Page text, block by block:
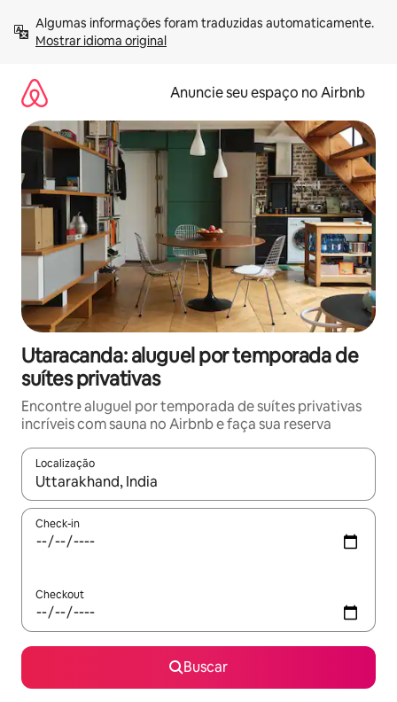
para
Mostrar idioma original
Anuncie seu espaço no Airbnb
Utaracanda: aluguel por temporada de
suítes privativas
Encontre aluguel por temporada de suítes privativas
incríveis com sauna no Airbnb e faça sua reserva
Localização
Quando os resultados estiverem disponíveis, explore-os
Check-in
Checkout
Buscar